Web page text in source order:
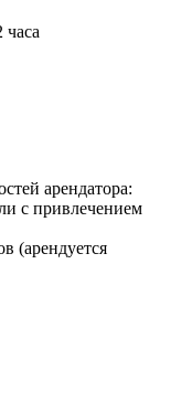
арендатора:
с привлечением
(арендуется